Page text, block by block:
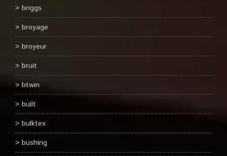
briggs
broyage
broyeur
bruit
btwin
built
bulktex
bushing